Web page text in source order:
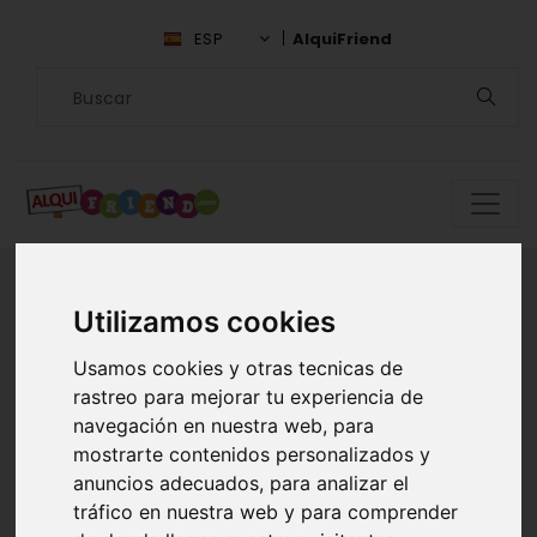
Utilizamos cookies
Usamos cookies y otras tecnicas de
rastreo para mejorar tu experiencia de
navegación en nuestra web, para
mostrarte contenidos personalizados y
anuncios adecuados, para analizar el
tráfico en nuestra web y para comprender
ESP AlquiFriend
Encuentra
compañía en Valle
del Cauca
ALQUILAR AMIGOS EN VALLE DEL